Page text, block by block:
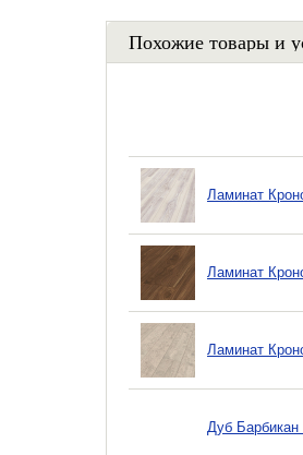
Похожие товары и
Ламинат
Ламинат
Ламинат
Дуб